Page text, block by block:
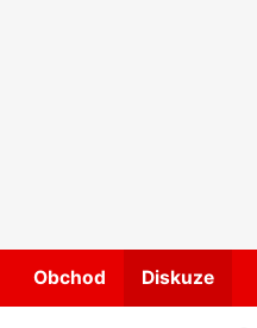
Obchod Diskuze